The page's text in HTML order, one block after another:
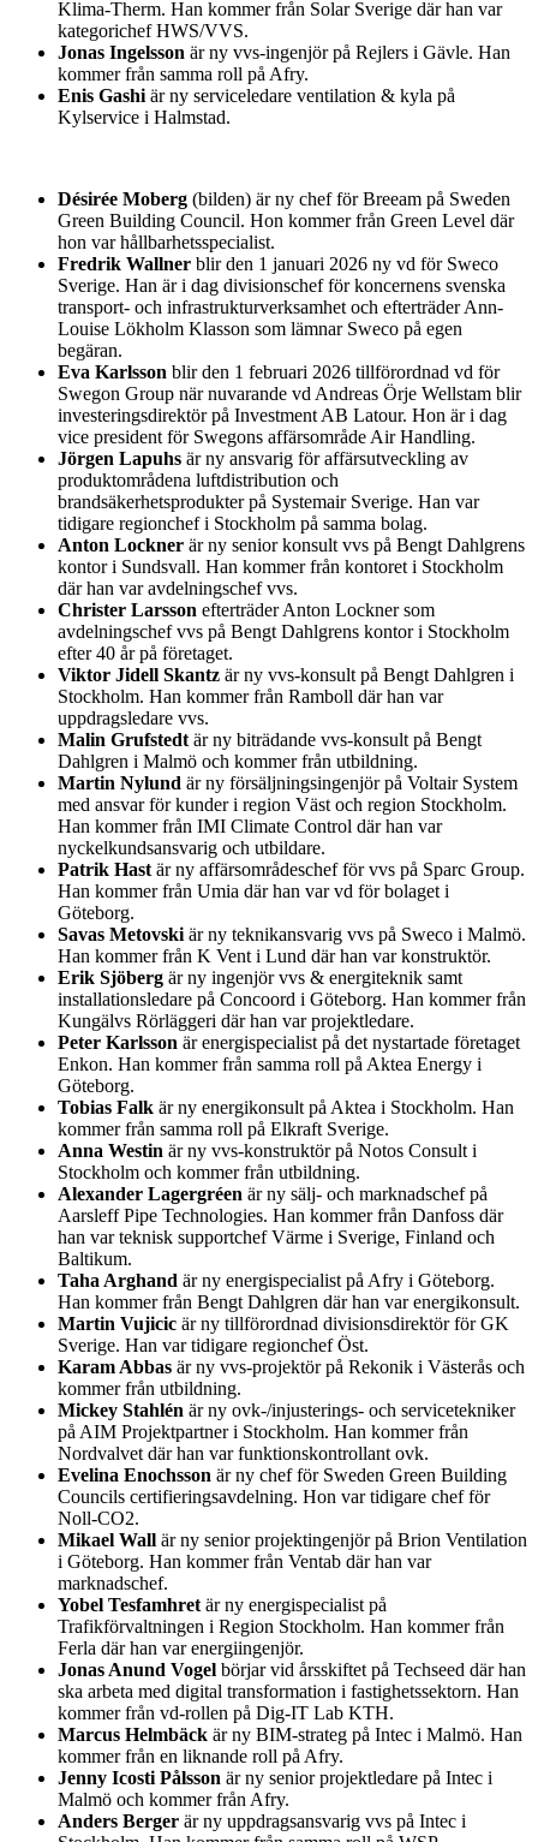
Klima-Therm. Han kommer från Solar Sverige där han var
kategorichef HWS/VVS.
Jonas Ingelsson är ny vvs-ingenjör på Rejlers i Gävle. Han
kommer från samma roll på Afry.
Enis Gashi är ny serviceledare ventilation & kyla på
Kylservice i Halmstad.
Désirée Moberg (bilden) är ny chef för Breeam på Sweden
Green Building Council. Hon kommer från Green Level där
hon var hållbarhetsspecialist.
Fredrik Wallner blir den 1 januari 2026 ny vd för Sweco
Sverige. Han är i dag divisionschef för koncernens svenska
transport- och infrastrukturverksamhet och efterträder Ann-
Louise Lökholm Klasson som lämnar Sweco på egen
begäran.
Eva Karlsson blir den 1 februari 2026 tillförordnad vd för
Swegon Group när nuvarande vd Andreas Örje Wellstam blir
investeringsdirektör på Investment AB Latour. Hon är i dag
vice president för Swegons affärsområde Air Handling.
Jörgen Lapuhs är ny ansvarig för affärsutveckling av
produktområdena luftdistribution och
brandsäkerhetsprodukter på Systemair Sverige. Han var
tidigare regionchef i Stockholm på samma bolag.
Anton Lockner är ny senior konsult vvs på Bengt Dahlgrens
kontor i Sundsvall. Han kommer från kontoret i Stockholm
där han var avdelningschef vvs.
Christer Larsson efterträder Anton Lockner som
avdelningschef vvs på Bengt Dahlgrens kontor i Stockholm
efter 40 år på företaget.
Viktor Jidell Skantz är ny vvs-konsult på Bengt Dahlgren i
Stockholm. Han kommer från Ramboll där han var
uppdragsledare vvs.
Malin Grufstedt är ny biträdande vvs-konsult på Bengt
Dahlgren i Malmö och kommer från utbildning.
Martin Nylund är ny försäljningsingenjör på Voltair System
med ansvar för kunder i region Väst och region Stockholm.
Han kommer från IMI Climate Control där han var
nyckelkundsansvarig och utbildare.
Patrik Hast är ny affärsområdeschef för vvs på Sparc Group.
Han kommer från Umia där han var vd för bolaget i
Göteborg.
Savas Metovski är ny teknikansvarig vvs på Sweco i Malmö.
Han kommer från K Vent i Lund där han var konstruktör.
Erik Sjöberg är ny ingenjör vvs & energiteknik samt
installationsledare på Concoord i Göteborg. Han kommer från
Kungälvs Rörläggeri där han var projektledare.
Peter Karlsson är energispecialist på det nystartade företaget
Enkon. Han kommer från samma roll på Aktea Energy i
Göteborg.
Tobias Falk är ny energikonsult på Aktea i Stockholm. Han
kommer från samma roll på Elkraft Sverige.
Anna Westin är ny vvs-konstruktör på Notos Consult i
Stockholm och kommer från utbildning.
Alexander Lagergréen är ny sälj- och marknadschef på
Aarsleff Pipe Technologies. Han kommer från Danfoss där
han var teknisk supportchef Värme i Sverige, Finland och
Baltikum.
Taha Arghand är ny energispecialist på Afry i Göteborg.
Han kommer från Bengt Dahlgren där han var energikonsult.
Martin Vujicic är ny tillförordnad divisionsdirektör för GK
Sverige. Han var tidigare regionchef Öst.
Karam Abbas är ny vvs-projektör på Rekonik i Västerås och
kommer från utbildning.
Mickey Stahlén är ny ovk-/injusterings- och servicetekniker
på AIM Projektpartner i Stockholm. Han kommer från
Nordvalvet där han var funktionskontrollant ovk.
Evelina Enochsson är ny chef för Sweden Green Building
Councils certifieringsavdelning. Hon var tidigare chef för
Noll-CO2.
Mikael Wall är ny senior projektingenjör på Brion Ventilation
i Göteborg. Han kommer från Ventab där han var
marknadschef.
Yobel Tesfamhret är ny energispecialist på
Trafikförvaltningen i Region Stockholm. Han kommer från
Ferla där han var energiingenjör.
Jonas Anund Vogel börjar vid årsskiftet på Techseed där han
ska arbeta med digital transformation i fastighetssektorn. Han
kommer från vd-rollen på Dig-IT Lab KTH.
Marcus Helmbäck är ny BIM-strateg på Intec i Malmö. Han
kommer från en liknande roll på Afry.
Jenny Icosti Pålsson är ny senior projektledare på Intec i
Malmö och kommer från Afry.
Anders Berger är ny uppdragsansvarig vvs på Intec i